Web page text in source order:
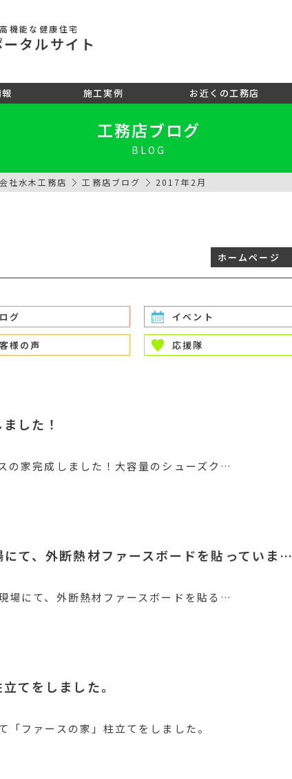
機能な健康住宅
ータルサイト
施工実例 お近くの工務店
工務店ブログ
BLOG
社水木工務店 工務店ブログ 2017年2月
ホームページ
グ イベント
様の声 応援隊
した！
の家完成しました！大容量のシューズク…
て、外断熱材ファースボードを貼っていま…
場にて、外断熱材ファースボードを貼る…
てをしました。
「ファースの家」柱立てをしました。